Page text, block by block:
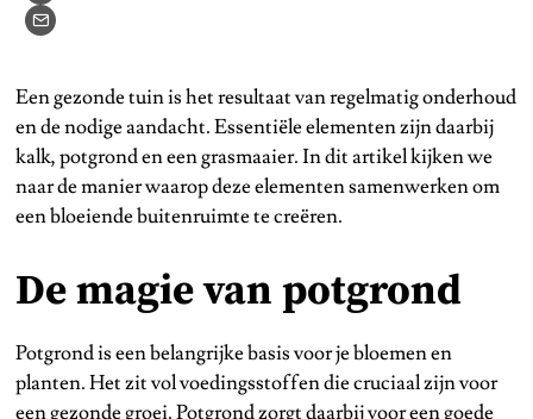
Een gezonde tuin is het resultaat van regelmatig onderhoud
en de nodige aandacht. Essentiële elementen zijn daarbij
kalk, potgrond en een grasmaaier. In dit artikel kijken we
naar de manier waarop deze elementen samenwerken om
een bloeiende buitenruimte te creëren.
De magie van potgrond
Potgrond is een belangrijke basis voor je bloemen en
planten. Het zit vol voedingsstoffen die cruciaal zijn voor
een gezonde groei.Potgrond zorgt daarbij voor een goede